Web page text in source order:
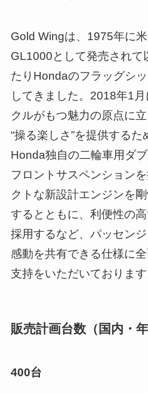
Gold Wingは、1975年に
GL1000として発売されて
たりHondaのフラッグシ
してきました。2018年1
クルがもつ魅力の原点に
“操る楽しさ”を提供する
Honda独自の二輪車用ダ
フロントサスペンション
クトな新設計エンジンを
するとともに、利便性の
採用するなど、パッセン
感動を共有できる仕様に
支持をいただいております
販売計画台数（国内・年
400台